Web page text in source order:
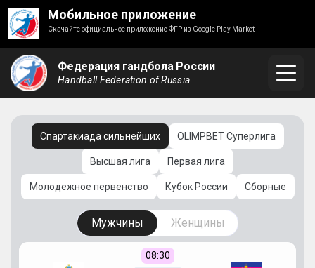
Мобильное приложение
Скачайте официальное приложение ФГР из Google Play Market
Федерация гандбола России
Handball Federation of Russia
Спартакиада сильнейших OLIMPBET Суперлига
Высшая лига Первая лига
Молодежное первенство Кубок России Сборные
Мужчины Женщины
08:30